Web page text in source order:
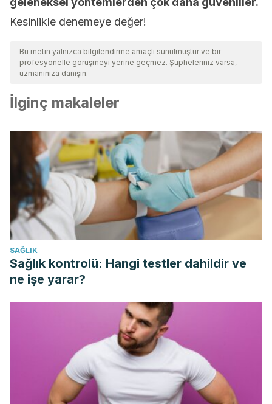
Kesinlikle denemeye değer!
Bu metin yalnızca bilgilendirme amaçlı sunulmuştur ve bir
profesyonelle görüşmeyi yerine geçmez. Şüpheleriniz varsa,
uzmanınıza danışın.
İlginç makaleler
SAĞLIK
Sağlık kontrolü: Hangi testler dahildir ve
ne işe yarar?